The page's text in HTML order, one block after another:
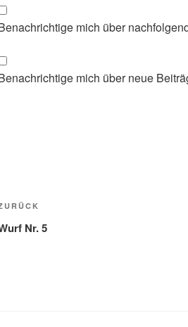
mich über
mich über neue
Nr. 5